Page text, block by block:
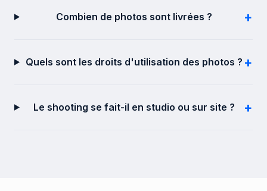
Combien de photos sont livrées ? +
Quels sont les droits d'utilisation des photos ? +
Le shooting se fait-il en studio ou sur site ? +